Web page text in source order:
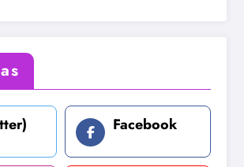
Facebook